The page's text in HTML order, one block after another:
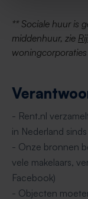
** Sociale huur is
middenhuur, zie
- Rent.nl
in Nederland
- Onze bronnen
vele makelaars,
Facebook)
- Objecten